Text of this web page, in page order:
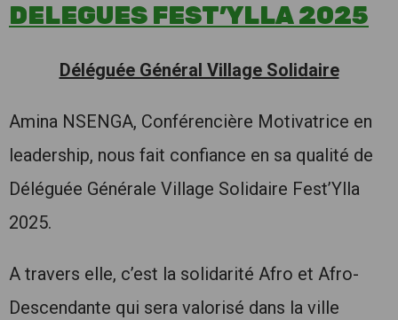
DELEGUES FEST’YLLA 2025
Déléguée Général Village Solidaire
Amina NSENGA, Conférencière Motivatrice en
leadership, nous fait confiance en sa qualité de
Déléguée Générale Village Solidaire Fest’Ylla
2025.
A travers elle, c’est la solidarité Afro et Afro-
Descendante qui sera valorisé dans la ville